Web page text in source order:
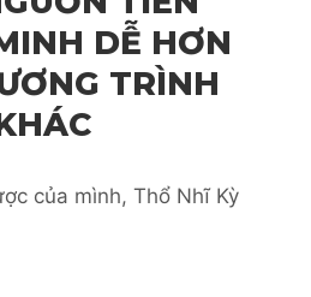
DỄ HƠN
TRÌNH
của mình, Thổ Nhĩ Kỳ